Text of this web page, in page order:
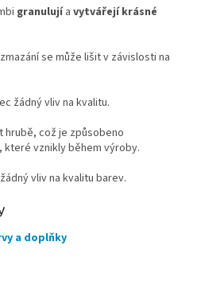
granulujía vytvářejí krásné
se může lišit v závislosti na
žádný vliv na kvalitu.
hrubě, což je způsobeno
vznikly během výroby.
vliv na kvalitu barev.
a doplňky